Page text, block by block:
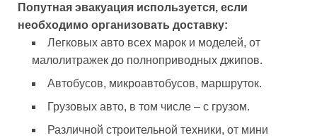
Попутная эвакуация используется, если
необходимо организовать доставку:
Легковых авто всех марок и моделей, от
малолитражек до полноприводных джипов.
Автобусов, микроавтобусов, маршруток.
Грузовых авто, в том числе – с грузом.
Различной строительной техники, от мини